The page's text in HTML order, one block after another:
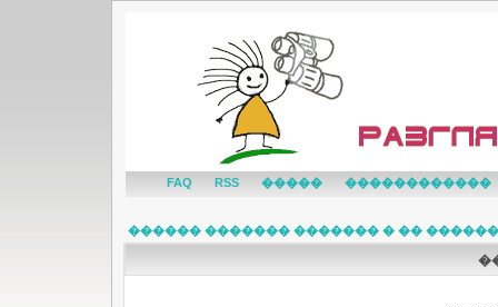
FAQ RSS ����� ������������
������ ������� ������� � ��